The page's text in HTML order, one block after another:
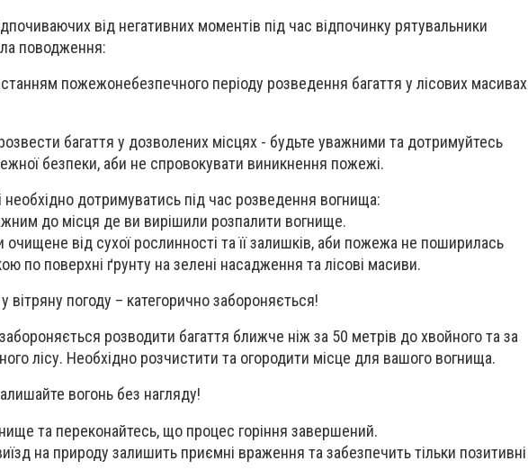
від негативних моментів під час відпочинку рятувальники
поводження:
пожежонебезпечного періоду розведення багаття у лісових масивах
багаття у дозволених місцях - будьте уважними та дотримуйтесь
безпеки, аби не спровокувати виникнення пожежі.
необхідно дотримуватись під час розведення вогнища:
до місця де ви вирішили розпалити вогнище.
очищене від сухої рослинності та її залишків, аби пожежа не поширилась
по поверхні ґрунту на зелені насадження та лісові масиви.
вітряну погоду – категорично забороняється!
розводити багаття ближче ніж за 50 метрів до хвойного та за
лісу. Необхідно розчистити та огородити місце для вашого вогнища.
вогонь без нагляду!
та переконайтесь, що процес горіння завершений.
на природу залишить приємні враження та забезпечить тільки позитивні